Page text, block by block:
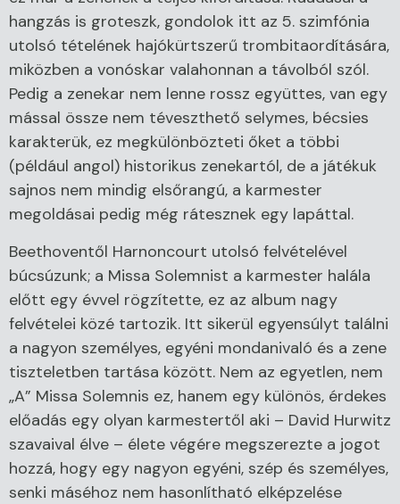
hangzás is groteszk, gondolok itt az 5. szimfónia
utolsó tételének hajókürtszerű trombitaordítására,
miközben a vonóskar valahonnan a távolból szól.
Pedig a zenekar nem lenne rossz együttes, van egy
mással össze nem téveszthető selymes, bécsies
karakterük, ez megkülönbözteti őket a többi
(például angol) historikus zenekartól, de a játékuk
sajnos nem mindig elsőrangú, a karmester
megoldásai pedig még rátesznek egy lapáttal.
Beethoventől Harnoncourt utolsó felvételével
búcsúzunk; a Missa Solemnist a karmester halála
előtt egy évvel rögzítette, ez az album nagy
felvételei közé tartozik. Itt sikerül egyensúlyt találni
a nagyon személyes, egyéni mondanivaló és a zene
tiszteletben tartása között. Nem az egyetlen, nem
„A” Missa Solemnis ez, hanem egy különös, érdekes
előadás egy olyan karmestertől aki – David Hurwitz
szavaival élve – élete végére megszerezte a jogot
hozzá, hogy egy nagyon egyéni, szép és személyes,
senki máséhoz nem hasonlítható elképzelése